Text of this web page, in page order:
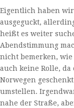
Eigentlich haben
ausgeguckt,
heißt es weiter
Abendstimmung
nicht bemerken,
auch keine Rolle,
Norwegen
umstellen.
nahe der Straße,